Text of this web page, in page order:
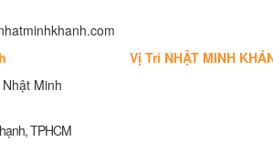
Minh
TPHCM
Vị Trí NHẬT MINH